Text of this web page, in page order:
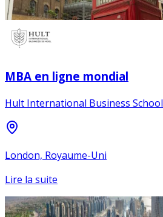
MBA en ligne mondial
Hult International Business School
London, Royaume-Uni
Lire la suite